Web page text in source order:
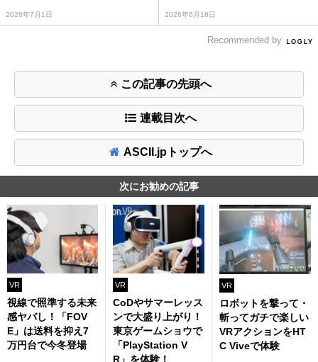
2026年7月1日 2026年6月18日
Recommended by
この記事の先頭へ
連載目次へ
ASCII.jpトップへ
次にお勧めの記事
VR
視線で照準する未来
感ヤバし！「FOV
E」は送料を抑え7
万円台で今冬登場
VR
CoDやサマーレッス
ンで大盛り上がり！
東京ゲームショウで
「PlayStation V
R」を体験！
VR
ロボットを撃って・
斬ってガチで楽しい
VRアクションをHT
C Viveで体験